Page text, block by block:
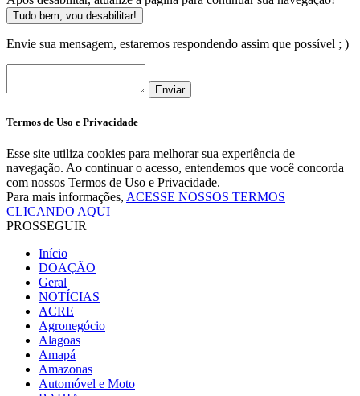
Tudo bem, vou desabilitar!
Envie sua mensagem, estaremos respondendo assim que possível ; )
Enviar
Termos de Uso e Privacidade
Esse site utiliza cookies para melhorar sua experiência de
navegação. Ao continuar o acesso, entendemos que você concorda
com nossos Termos de Uso e Privacidade.
Para mais informações, ACESSE NOSSOS TERMOS
CLICANDO AQUI
PROSSEGUIR
Início
DOAÇÃO
Geral
NOTÍCIAS
ACRE
Agronegócio
Alagoas
Amapá
Amazonas
Automóvel e Moto